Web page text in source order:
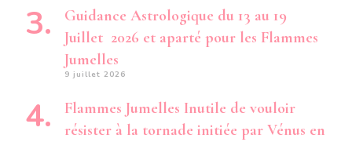
Guidance Astrologique du 13 au 19
Juillet 2026 et aparté pour les Flammes
Jumelles
9 juillet 2026
Flammes Jumelles Inutile de vouloir
résister à la tornade initiée par Vénus en